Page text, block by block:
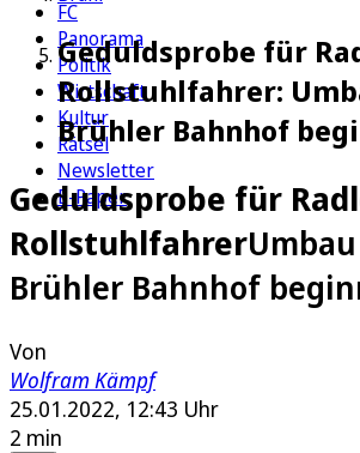
FC
Panorama
Politik
Wirtschaft
Kultur
Rätsel
Newsletter
E-Paper
Geduldsprobe für
Rollstuhlfahrer:
Brühler Bahnhof
Geduldsprobe für
Rollstuhlfahrer
Brühler Bahnhof
Von
Wolfram Kämpf
25.01.2022, 12:43 Uhr
2 min